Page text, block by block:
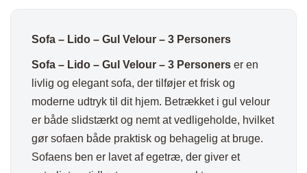
antalSofa – Lido – Gul Velour – 3 Personers
Sofa – Lido – Gul Velour – 3 Personers er en
livlig og elegant sofa, der tilføjer et frisk og
moderne udtryk til dit hjem. Betrækket i gul velour
er både slidstærkt og nemt at vedligeholde, hvilket
gør sofaen både praktisk og behagelig at bruge.
Sofaens ben er lavet af egetræ, der giver et